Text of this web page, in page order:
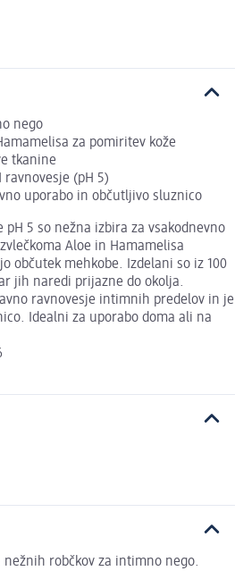
nego
za pomiritev kože
tkanine
(pH 5)
uporabo in občutljivo sluznico
5 so nežna izbira za vsakodnevno
Aloe in Hamamelisa
občutek mehkobe. Izdelani so iz 100
jih naredi prijazne do okolja.
ravnovesje intimnih predelov in je
Idealni za uporabo doma ali na
nežnih robčkov za intimno nego.